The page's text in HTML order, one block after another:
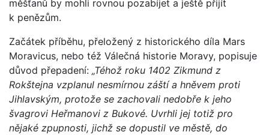
měšťanů by mohli rovnou pozabíjet a ještě přijít
k penězům.
Začátek příběhu, přeložený z historického díla Mars
Moravicus, nebo též Válečná historie Moravy, popisuje
důvod přepadení: „Téhož roku 1402 Zikmund z
Rokštejna vzplanul nesmírnou záští a hněvem proti
Jihlavským, protože se zachovali nedobře k jeho
švagrovi Heřmanovi z Bukové. Uvrhli jej totiž pro
nějaké zpupnosti, jichž se dopustil ve městě, do